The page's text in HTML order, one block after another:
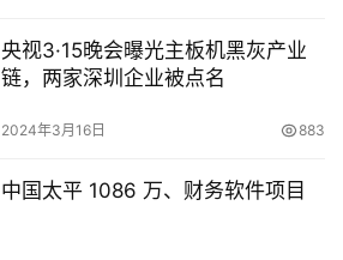
央视3·15晚会曝光主板机黑灰产业
链，两家深圳企业被点名
2024年3月16日 883
中国太平 1086 万、财务软件项目